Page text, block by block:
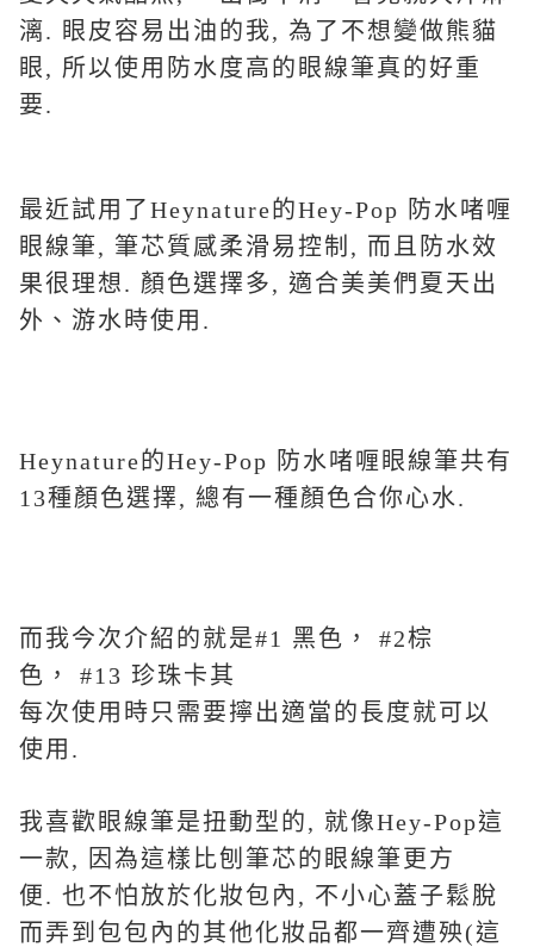
漓. 眼皮容易出油的我, 為了不想變做熊貓
眼, 所以使用防水度高的眼線筆真的好重
要.
最近試用了Heynature的Hey-Pop 防水啫喱
眼線筆, 筆芯質感柔滑易控制, 而且防水效
果很理想. 顏色選擇多, 適合美美們夏天出
外、游水時使用.
Heynature的Hey-Pop 防水啫喱眼線筆共有
13種顏色選擇, 總有一種顏色合你心水.
而我今次介紹的就是#1 黑色， #2棕
色， #13 珍珠卡其
每次使用時只需要擰出適當的長度就可以
使用.
我喜歡眼線筆是扭動型的, 就像Hey-Pop這
一款, 因為這樣比刨筆芯的眼線筆更方
便. 也不怕放於化妝包內, 不小心蓋子鬆脫
而弄到包包內的其他化妝品都一齊遭殃(這